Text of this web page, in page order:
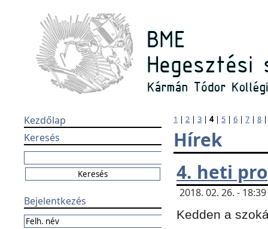
Kezdőlap
Keresés
Bejelentkezés
1 | 2 | 3 | 4| 5 | 6 | 7 | 8
Hírek
4. heti
2018. 02. 26. -
Kedden a